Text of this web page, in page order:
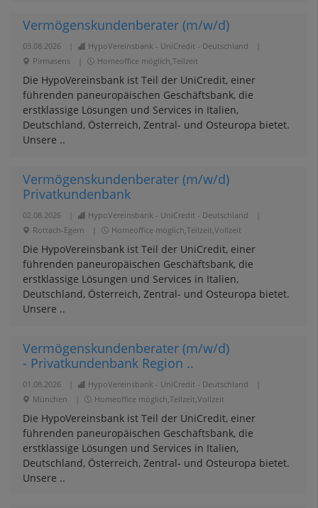
Vermögenskundenberater (m/w/d)
03.08.2026 HypoVereinsbank - UniCredit - Deutschland
Pirmasens
Homeoffice möglich,Teilzeit
Die HypoVereinsbank ist Teil der UniCredit, einer
führenden paneuropäischen Geschäftsbank, die
erstklassige Lösungen und Services in Italien,
Deutschland, Österreich, Zentral- und Osteuropa bietet.
Unsere ..
Vermögenskundenberater (m/w/d)
Privatkundenbank
02.08.2026 HypoVereinsbank - UniCredit - Deutschland
Rottach-Egern
Homeoffice möglich,Teilzeit,Vollzeit
Die HypoVereinsbank ist Teil der UniCredit, einer
führenden paneuropäischen Geschäftsbank, die
erstklassige Lösungen und Services in Italien,
Deutschland, Österreich, Zentral- und Osteuropa bietet.
Unsere ..
Vermögenskundenberater (m/w/d)
- Privatkundenbank Region ..
01.08.2026 HypoVereinsbank - UniCredit - Deutschland
München
Homeoffice möglich,Teilzeit,Vollzeit
Die HypoVereinsbank ist Teil der UniCredit, einer
führenden paneuropäischen Geschäftsbank, die
erstklassige Lösungen und Services in Italien,
Deutschland, Österreich, Zentral- und Osteuropa bietet.
Unsere ..